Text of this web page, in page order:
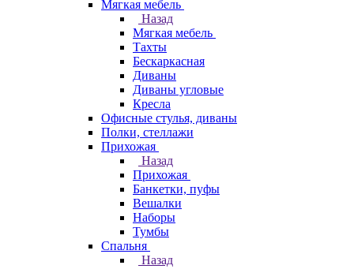
Мягкая мебель
Назад
Мягкая мебель
Тахты
Бескаркасная
Диваны
Диваны угловые
Кресла
Офисные стулья, диваны
Полки, стеллажи
Прихожая
Назад
Прихожая
Банкетки, пуфы
Вешалки
Наборы
Тумбы
Спальня
Назад